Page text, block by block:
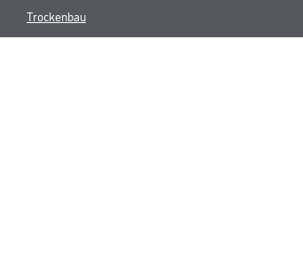
Trockenbau
Putze- und Spachtelmassen